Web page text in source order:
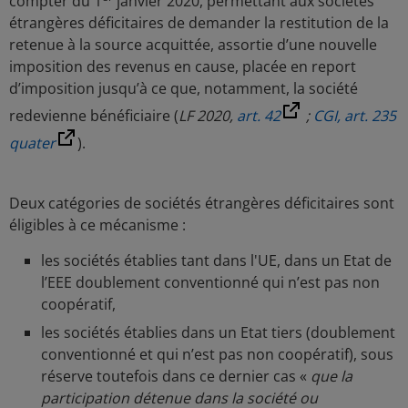
étrangères déficitaires de demander la restitution de la
retenue à la source acquittée, assortie d’une nouvelle
imposition des revenus en cause, placée en report
d’imposition jusqu’à ce que, notamment, la société
redevienne bénéficiaire (LF 2020, art. 42 ; CGI, art. 235
quater
).
Deux catégories de sociétés étrangères déficitaires sont
éligibles à ce mécanisme :
les sociétés établies tant dans l'UE, dans un Etat de
l’EEE doublement conventionné qui n’est pas non
coopératif,
les sociétés établies dans un Etat tiers (doublement
conventionné et qui n’est pas non coopératif), sous
réserve toutefois dans ce dernier cas « que la
participation détenue dans la société ou